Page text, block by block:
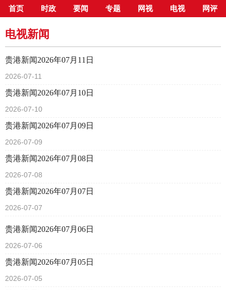
首页 时政 要闻 专题 网视 电视 网评
当前位置： 首页> 新闻中心> 电视新闻
电视新闻
贵港新闻2026年07月11日
2026-07-11
贵港新闻2026年07月10日
2026-07-10
贵港新闻2026年07月09日
2026-07-09
贵港新闻2026年07月08日
2026-07-08
贵港新闻2026年07月07日
2026-07-07
贵港新闻2026年07月06日
2026-07-06
贵港新闻2026年07月05日
2026-07-05